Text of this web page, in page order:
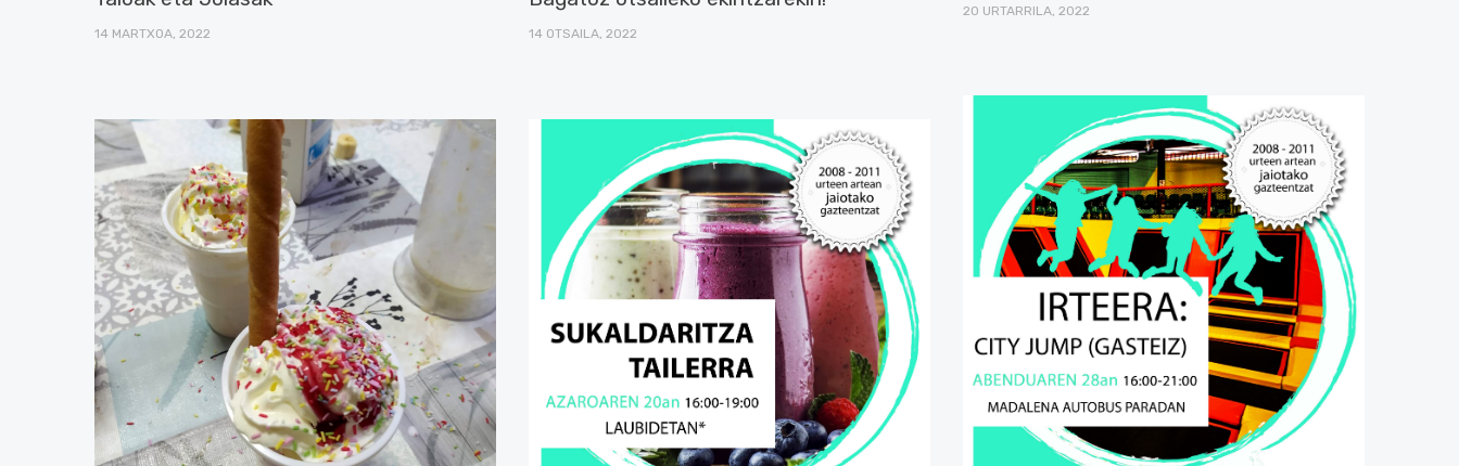
14 MARTXOA, 2022 14 OTSAILA, 2022
20 URTARRILA, 2022